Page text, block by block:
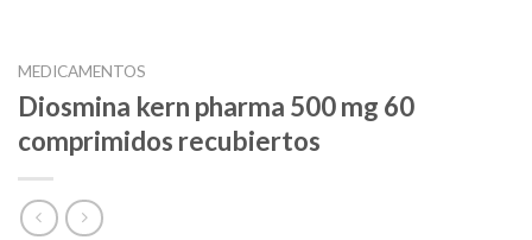
MEDICAMENTOS
Diosmina kern pharma 500 mg 60
comprimidos recubiertos